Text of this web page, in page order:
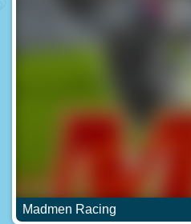
Madmen Racing